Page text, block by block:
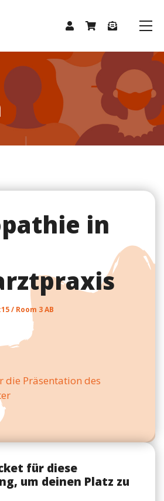
in
/ Room 3 AB
die Präsentation des
für diese
um deinen Platz zu